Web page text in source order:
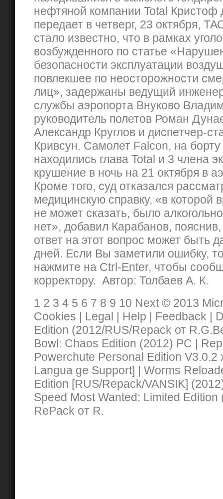
нефтяной компании Total
передает в четверг, 23 октября,
стало известно, что в рамках
возбужденного по статье
безопасности эксплуатации
повлекшее по неосторожности
лиц», задержаны ведущий
службы аэропорта Внуково
руководитель полетов Роман
Александр Круглов и диспетчер-
Кривсун. Самолет Falcon, на борту
находились глава Total и 3 члена
крушение в ночь на 21 октября в
Кроме того, суд отказался
медицинскую справку, «в которой
не может сказать, было
нет», добавил Карабанов,
ответ на этот вопрос может быть
дней. Если Вы заметили ошибку,
нажмите на Ctrl-Enter, чтобы
корректору. Автор: Толбаев А. К.
1 2 3 4 5 6 7 8 9 10 Next © 2013
Cookies | Legal | Help | Feedback |
Edition (2012/RUS/Repack от
Bowl: Chaos Edition (2012) PC |
Powerchute Personal Edition V3.0.2
Langua ge Support] | Worms
Edition [RUS/Repack/VANSIK]
Speed Most Wanted: Limited Edition
RePack oт R.